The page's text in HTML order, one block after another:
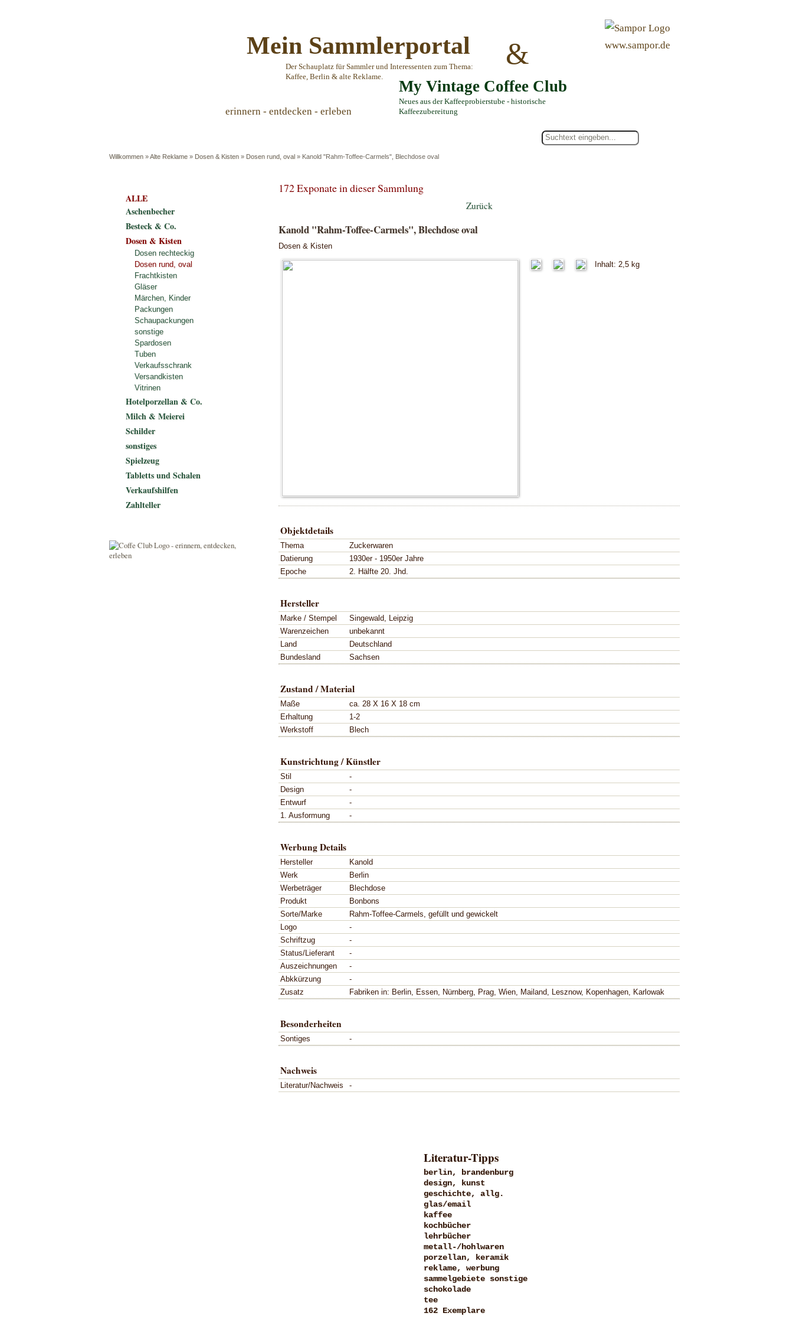
Mein Sammlerportal
Der Schauplatz für Sammler und Interessenten zum Thema:
Kaffee, Berlin & alte Reklame.
&
My Vintage Coffee Club
Neues aus der Kaffeeprobierstube - historische
Kaffeezubereitung
www.sampor.de
erinnern - entdecken - erleben
Willkommen »Alte Reklame » Dosen & Kisten » Dosen rund, oval » Kanold "Rahm-Toffee-Carmels", Blechdose oval
172 Exponate in dieser Sammlung
Zurück
Kanold "Rahm-Toffee-Carmels", Blechdose oval
Dosen & Kisten
Inhalt: 2,5 kg
Objektdetails
Thema
Zuckerwaren
Datierung
1930er - 1950er Jahre
Epoche
2. Hälfte 20. Jhd.
Hersteller
Marke / Stempel
Singewald, Leipzig
Warenzeichen
unbekannt
Land
Deutschland
Bundesland
Sachsen
Zustand / Material
Maße
ca. 28 X 16 X 18 cm
Erhaltung
1-2
Werkstoff
Blech
Kunstrichtung / Künstler
Stil
-
Design
-
Entwurf
-
1. Ausformung
-
Werbung Details
Hersteller
Kanold
Werk
Berlin
Werbeträger
Blechdose
Produkt
Bonbons
Sorte/Marke
Rahm-Toffee-Carmels, gefüllt und gewickelt
Logo
-
Schriftzug
-
Status/Lieferant
-
Auszeichnungen
-
Abkkürzung
-
Zusatz
Fabriken in: Berlin, Essen, Nürnberg, Prag, Wien, Mailand, Lesznow, Kopenhagen, Karlowak
Besonderheiten
Sontiges -
Nachweis
Literatur/Nachweis -
ALLE
Aschenbecher
Besteck & Co.
Dosen & Kisten
Dosen rechteckig
Dosen rund, oval
Frachtkisten
Gläser
Märchen, Kinder
Packungen
Schaupackungen
sonstige
Spardosen
Tuben
Verkaufsschrank
Versandkisten
Vitrinen
Hotelporzellan & Co.
Milch & Meierei
Schilder
sonstiges
Spielzeug
Tabletts und Schalen
Verkaufshilfen
Zahlteller
Literatur-Tipps
berlin, brandenburg
design, kunst
geschichte, allg.
glas/email
kaffee
kochbücher
lehrbücher
metall-/hohlwaren
porzellan, keramik
reklame, werbung
sammelgebiete sonstige
schokolade
tee
162 Exemplare